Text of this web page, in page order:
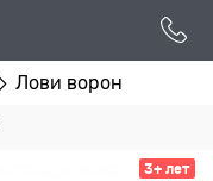
Лови ворон
3+ лет